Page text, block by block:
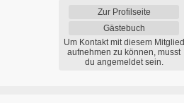
Zur Profilseite
Gästebuch
Um Kontakt mit diesem Mitglied
aufnehmen zu können, musst
du angemeldet sein.